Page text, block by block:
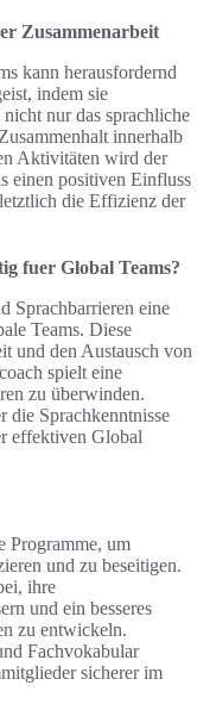
Zusammenarbeit
kann herausfordernd
indem sie
nur das sprachliche
innerhalb
Aktivitäten wird der
einen positiven Einfluss
die Effizienz der
fuer Global Teams?
Sprachbarrieren eine
Teams. Diese
und den Austausch von
spielt eine
zu überwinden.
die Sprachkenntnisse
effektiven Global
Programme, um
und zu beseitigen.
ihre
und ein besseres
zu entwickeln.
Fachvokabular
sicherer im